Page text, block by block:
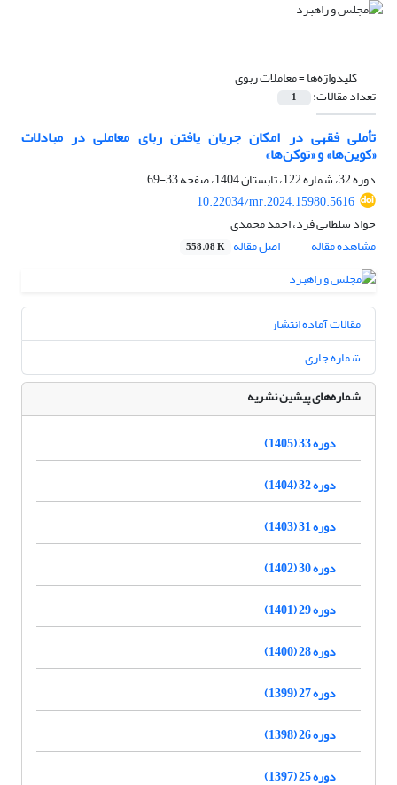
کلیدواژه‌ها =معاملات ربوی
تعداد مقالات: 1
تأملی فقهی در امکان جریان یافتن ربای معاملی در مبادلات
«کوین‌ها» و «توکن‌ها»
دوره 32، شماره 122، تابستان 1404، صفحه
33-69
10.22034/mr.2024.15980.5616
جواد سلطانی فرد، احمد محمدی
مشاهده مقاله
اصل مقاله 558.08 K
مقالات آماده انتشار
شماره جاری
شماره‌های پیشین نشریه
دوره 33 (1405)
دوره 32 (1404)
دوره 31 (1403)
دوره 30 (1402)
دوره 29 (1401)
دوره 28 (1400)
دوره 27 (1399)
دوره 26 (1398)
دوره 25 (1397)